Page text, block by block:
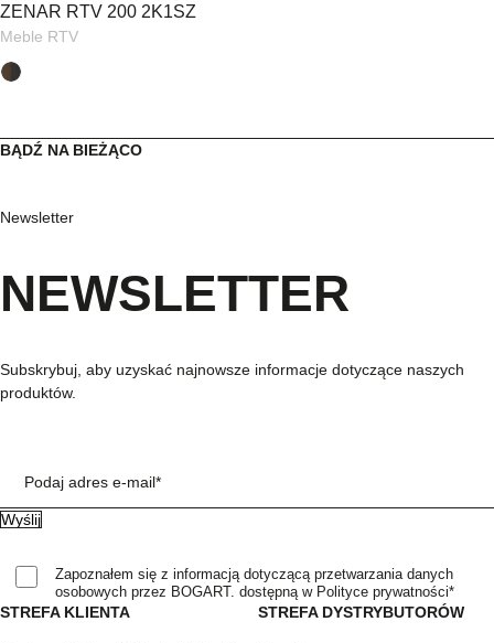
ZENAR RTV 200 2K1SZ
Meble RTV
STREFA KLIENTA STREFA DYSTRYBUTORÓW
BĄDŹ NA BIEŻĄCO
Newsletter
NEWSLETTER
Subskrybuj, aby uzyskać najnowsze informacje dotyczące naszych
produktów.
Podaj adres e-mail*
Zapoznałem się z informacją dotyczącą przetwarzania danych
osobowych przez BOGART. dostępną w Polityce prywatności*